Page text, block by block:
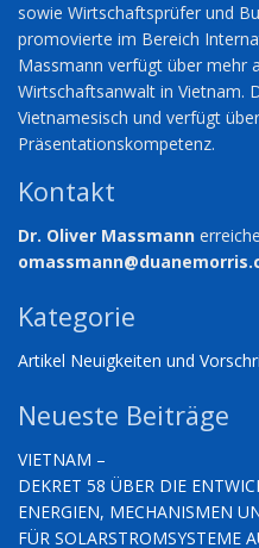
sowie Wirtschaftsprüfer und
promovierte im Bereich
Massmann verfügt über mehr
Wirtschaftsanwalt in Vietnam.
Vietnamesisch und verfügt
Präsentationskompetenz.
Kontakt
Dr. Oliver Massmann
Kategorie
Artikel Neuigkeiten und
Neueste Beiträge
VIETNAM –
DEKRET 58 ÜBER DIE
ENERGIEN, MECHANISMEN
FÜR SOLARSTROMSYSTEME